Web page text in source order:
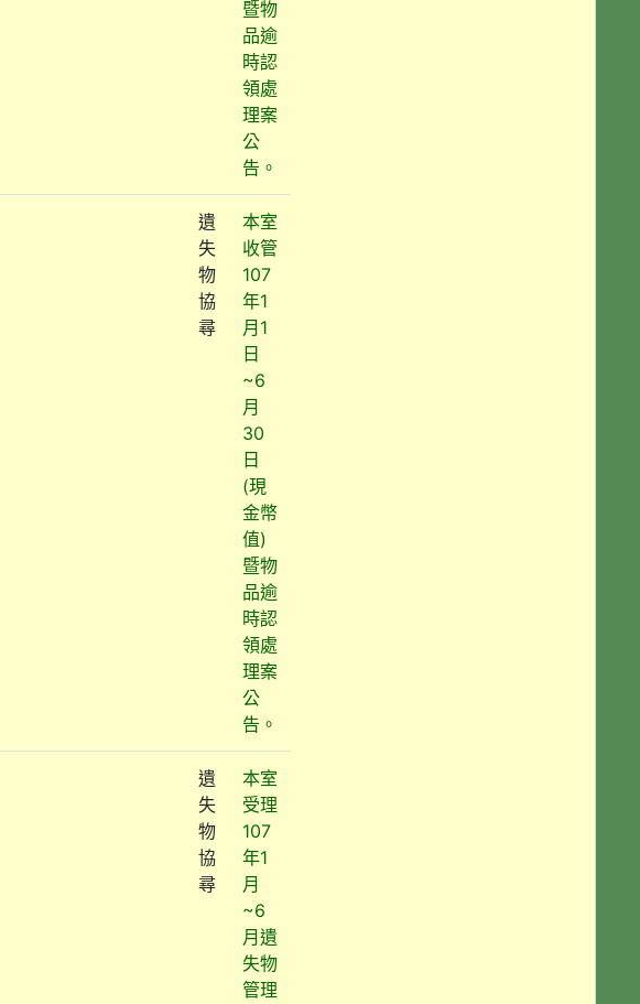
暨物
品逾
時認
領處
理案
公
告。
遺
失
物
協
尋
本室
收管
107
年1
月1
日
~6
月
30
日
(現
金幣
值)
暨物
品逾
時認
領處
理案
公
告。
遺
失
物
協
尋
本室
受理
107
年1
月
~6
月遺
失物
管理